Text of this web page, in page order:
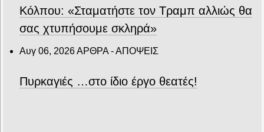
Κόλπου: «Σταματήστε τον Τραμπ αλλιώς θα
σας χτυπήσουμε σκληρά»
Αυγ 06, 2026ΑΡΘΡΑ - ΑΠΟΨΕΙΣ
Πυρκαγιές …στο ίδιο έργο θεατές!